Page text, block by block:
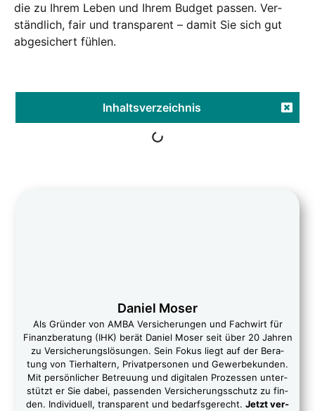
die zu Ihrem Leben und Ihrem Bud­get pas­sen. Ver­
ständ­lich, fair und trans­pa­rent – damit Sie sich gut
abge­si­chert füh­len.
Inhalts­ver­zeich­nis
Dani­el Moser
Als Grün­der von AMBA Ver­si­che­run­gen und Fach­wirt für
Finanz­be­ra­tung (IHK) berät Dani­el Moser seit über 20 Jah­ren
zu Ver­si­che­rungs­lö­sun­gen. Sein Fokus liegt auf der Bera­
tung von Tier­hal­tern, Pri­vat­per­so­nen und Gewer­be­kun­den.
Mit per­sön­li­cher Betreu­ung und digi­ta­len Pro­zes­sen unter­
stützt er Sie dabei, pas­sen­den Ver­si­che­rungs­schutz zu fin­
den. Indi­vi­du­ell, trans­pa­rent und bedarfs­ge­recht. Jetzt ver­